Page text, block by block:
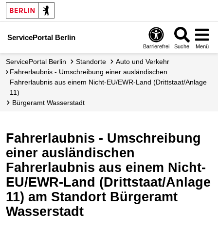
ServicePortal Berlin
Barrierefrei Suche Menü
ServicePortal Berlin Standorte
Auto und Verkehr
Fahrerlaubnis - Umschreibung einer ausländischen
Fahrerlaubnis aus einem Nicht-EU/EWR-Land (Drittstaat/Anlage
11)
Bürgeramt Wasserstadt
Fahrerlaubnis - Umschreibung
einer ausländischen
Fahrerlaubnis aus einem Nicht-
EU/EWR-Land (Drittstaat/Anlage
11) am Standort Bürgeramt
Wasserstadt